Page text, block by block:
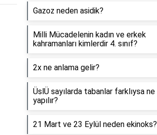
Gazoz neden asidik?
Milli Mücadelenin kadın ve erkek
kahramanları kimlerdir 4. sınıf?
2x ne anlama gelir?
ÜslÜ sayılarda tabanlar farklıysa ne
yapılır?
21 Mart ve 23 Eylül neden ekinoks?